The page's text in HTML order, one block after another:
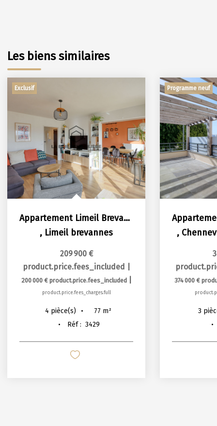
Les biens similaires
Exclusif
Appartement Limeil Brevannes 4 pièce(s)
, Limeil brevannes
209 900 €
product.price.fees_included
200 000 € product.price.fees_included
product.price.fees_charges.full
4 pièce(s) 77 m²
Réf : 3429
Programme neuf
,
374 000 €
3